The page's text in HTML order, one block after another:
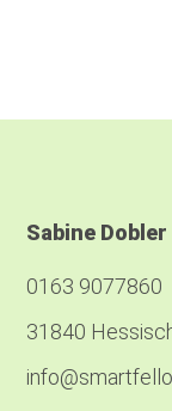
Sabine Dobler
0163 9077860
31840